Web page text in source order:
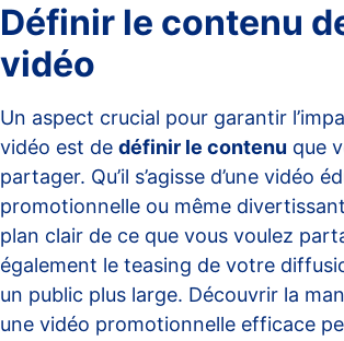
Définir le contenu
vidéo
Un aspect crucial pour garantir
vidéo est de définir le contenu que
partager. Qu’il s’agisse d’une vidéo
promotionnelle ou même
plan clair de ce que vous voulez
également le teasing de votre
un public plus large. Découvrir la
une vidéo promotionnelle efficace